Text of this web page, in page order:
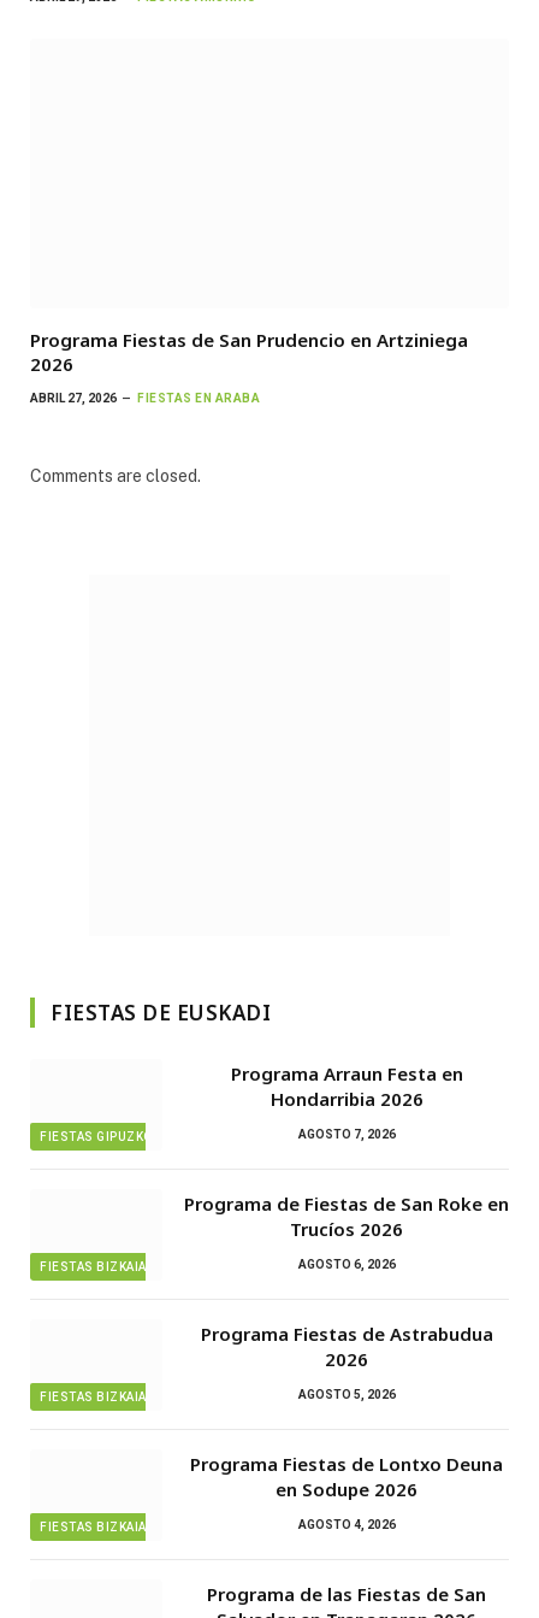
Programa Fiestas de San Prudencio en Artziniega
2026
ABRIL 27, 2026 FIESTAS EN ARABA
Comments are closed.
FIESTAS DE EUSKADI
FIESTAS GIPUZKOA
Programa Arraun Festa en
Hondarribia 2026
AGOSTO 7, 2026
FIESTAS BIZKAIA
Programa de Fiestas de San Roke en
Trucíos 2026
AGOSTO 6, 2026
FIESTAS BIZKAIA
Programa Fiestas de Astrabudua
2026
AGOSTO 5, 2026
FIESTAS BIZKAIA
Programa Fiestas de Lontxo Deuna
en Sodupe 2026
AGOSTO 4, 2026
Programa de las Fiestas de San